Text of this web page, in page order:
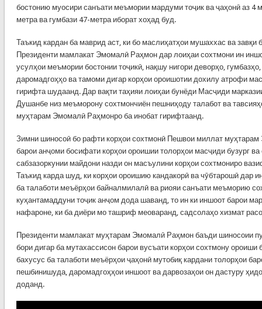
бостонию муосири санъати меъмории мардуми тоҷик ва ҷаҳонӣ аз 4
метра ва гумбази 47-метра иборат хоҳад буд.
Таъкид кардан ба маврид аст, ки бо маслиҳатҳои мушаххас ва завқи
Президенти мамлакат Эмомалӣ Раҳмон дар лоиҳаи сохтмони ин
усулҳои меъмории бостонии тоҷикӣ, нақшу нигори деворҳо,
даромадгоҳҳо ва тамоми дигар корҳои ороишотии дохилу атрофи
гирифта шудаанд. Дар вақти таҳияи лоиҳаи бунёди Масҷиди
Душанбе низ меъморону сохтмончиён пешниҳоду талабот ва
муҳтарам Эмомалӣ Раҳмонро ба инобат гирифтаанд.
Зимни шиносоӣ бо рафти корҳои сохтмонӣ Пешвои миллат
барои анҷоми босифати корҳои ороишии толорҳои масҷиди бузург
сабзазоркунии майдони назди он масъулини корҳои сохтмониро
Таъкид карда шуд, ки корҳои ороишию кандакорӣ ва чӯбтарошӣ дар
ба талаботи меъёрҳои байналмилалӣ ва риояи санъати меъморию
куҳантамаддуни тоҷик анҷом дода шаванд, то ин ки иншоот барои
нафароне, ки ба диёри мо ташриф меоваранд, садсолаҳо хизмат
Президенти мамлакат муҳтарам Эмомалӣ Раҳмон баъди шиносоии
бори дигар ба мутахассисон барои вусъати корҳои сохтмону ороиши
бахусус ба талаботи меъёрҳои ҷаҳонӣ мутобиқ кардани толорҳои
пешбинишуда, даромадгоҳҳои иншоот ва дарвозаҳои он дастуру
доданд.